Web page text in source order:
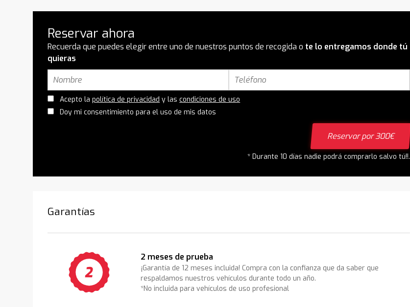
Reservar ahora
Recuerda que puedes elegir entre uno de nuestros puntos de recogida o te lo entregamos donde tú
quieras
Acepto lapolítica de privacidad y lascondiciones de uso
Doy mi consentimiento para el uso de mis datos
Reservar por 300€
* Durante 10 días nadie podrá comprarlo salvo tú!!.
Garantías
2 meses de prueba
¡Garantía de 12 meses incluida! Compra con la confianza que da saber que
respaldamos nuestros vehículos durante todo un año.
*No incluida para vehículos de uso profesional